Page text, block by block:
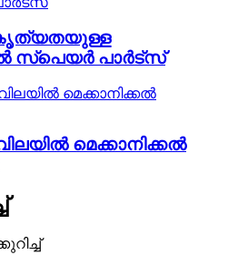
കൃത്യതയുള്ള
സ്പെയർ പാർട്സ്
മെക്കാനിക്കൽ